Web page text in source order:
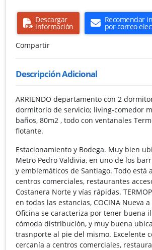
Descargar
información
Recomendar
por correo
Compartir
Descripción Adicional
ARRIENDO departamento con 2
dormitorio de servicio; living-comedor
baños, 80m2 , todo con ventanales
flotante.
Estacionamiento y Bodega. Muy bien
Metro Pedro Valdivia, en uno de los
y emblemáticos de Santiago. Todo está
centros comerciales, restaurantes
Costanera Norte y vías rápidas.
en todas las estancias, COCINA Nueva
Oficina se caracteriza por tener buena
cómoda distribución, y muy buena
trasnporte al pie del mismo. Excelente
cercanía a centros comerciales,